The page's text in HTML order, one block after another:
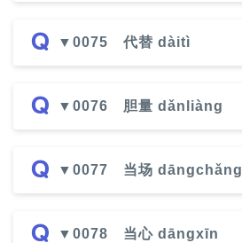
▼0075 代替 dàitì
▼0076 胆量 dǎnliàng
▼0077 当场 dāngchǎng
▼0078 当心 dāngxīn